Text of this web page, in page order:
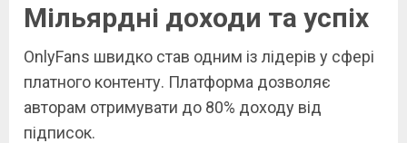
Мільярдні доходи та успіх
OnlyFans швидко став одним із лідерів у сфері
платного контенту. Платформа дозволяє
авторам отримувати до 80% доходу від
підписок.